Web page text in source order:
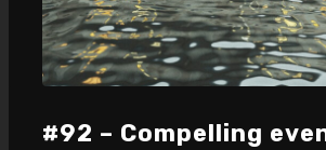
#92 – Compelling